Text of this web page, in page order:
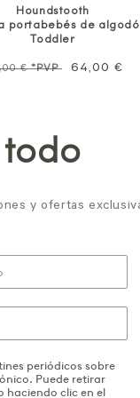
Houndstooth
portabebés de
Toddler
€*PVP
Precio
64,00 €
todo
y ofertas
periódicos sobre
Puede retirar
haciendo clic en el